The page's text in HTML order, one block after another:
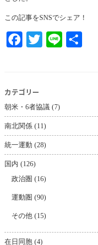
この記事をSNSでシェア！
Facebook
Twitter
Line
カテゴリー
朝米・6者協議(7)
南北関係(11)
統一運動 (28)
国内 (126)
政治圏 (16)
運動圏 (90)
その他(15)
在日同胞(4)